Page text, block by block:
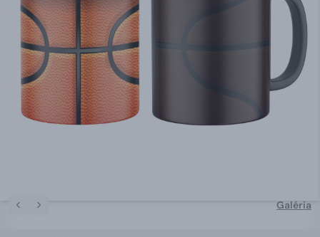
Galéria